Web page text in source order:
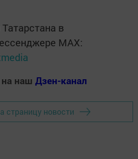
в
MАХ:
наш Дзен-канал
страницу новости